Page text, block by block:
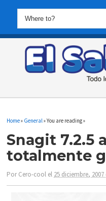
Home» General » You are reading »
Snagit 7.2.5
totalmente
PorCero-cool el 25 diciembre, 2007